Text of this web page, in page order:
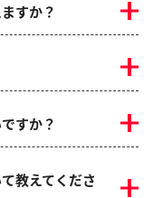
すか？
すか？
教えてくださ